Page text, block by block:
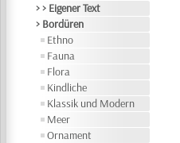
> > Eigener Text
> Bordüren
Ethno
Fauna
Flora
Kindliche
Klassik und Modern
Meer
Ornament